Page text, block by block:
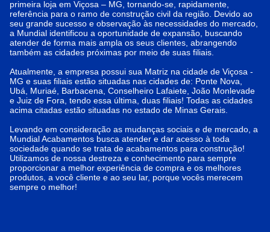
primeira loja em Viçosa – MG, tornando-se, rapidamente,
referência para o ramo de construção civil da região. Devido ao
seu grande sucesso e observação às necessidades do mercado,
a Mundial identificou a oportunidade de expansão, buscando
atender de forma mais ampla os seus clientes, abrangendo
também as cidades próximas por meio de suas filiais.
Atualmente, a empresa possui sua Matriz na cidade de Viçosa -
MG e suas filiais estão situadas nas cidades de: Ponte Nova,
Ubá, Muriaé, Barbacena, Conselheiro Lafaiete, João Monlevade
e Juiz de Fora, tendo essa última, duas filiais! Todas as cidades
acima citadas estão situadas no estado de Minas Gerais.
Levando em consideração as mudanças sociais e de mercado, a
Mundial Acabamentos busca atender e dar acesso à toda
sociedade quando se trata de acabamentos para construção!
Utilizamos de nossa destreza e conhecimento para sempre
proporcionar a melhor experiência de compra e os melhores
produtos, a você cliente e ao seu lar, porque vocês merecem
sempre o melhor!